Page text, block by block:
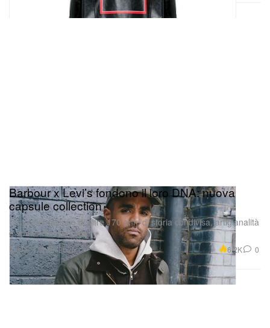
Moda
Barbour x Levi’s fondono il loro DNA: nuova
capsule collection
Una celebrazione di oltre 170 anni di storia condivisa, artigianalità
e spirito d’avventura.
Oct 30, 2025 6.2K 0